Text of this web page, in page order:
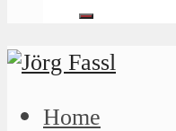
Home